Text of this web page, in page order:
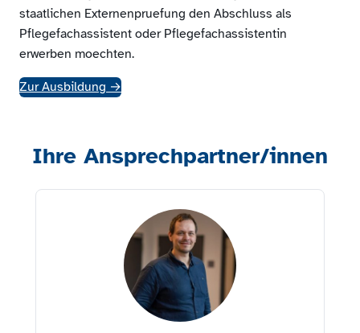
staatlichen Externenpruefung den Abschluss als
Pflegefachassistent oder Pflegefachassistentin
erwerben moechten.
Zur Ausbildung →
Ihre Ansprechpartner/innen